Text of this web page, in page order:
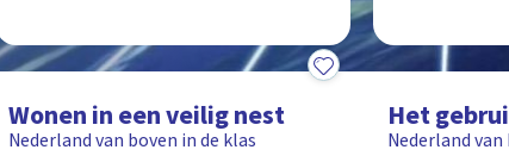
Wonen in een veilig nest
Nederland van boven in de klas
8:02
Het
Nederland
8:49